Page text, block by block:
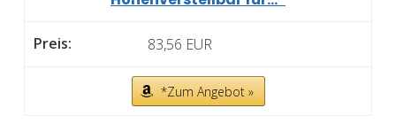
83,56 EUR
*Zum Angebot »